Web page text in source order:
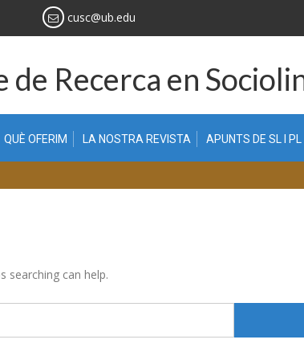
cusc@ub.edu
de Recerca en
QUÈ OFERIM LA NOSTRA REVISTA APUNTS DE SL I PL
searching can help.